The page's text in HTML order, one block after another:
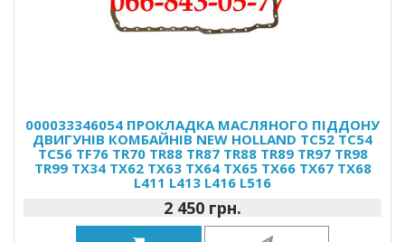
000033346054 ПРОКЛАДКА МАСЛЯНОГО ПІДДОНУ
ДВИГУНІВ КОМБАЙНІВ NEW HOLLAND TC52 TC54
TC56 TF76 TR70 TR88 TR87 TR88 TR89 TR97 TR98
TR99 TX34 TX62 TX63 TX64 TX65 TX66 TX67 TX68
L411 L413 L416 L516
2 450 грн.